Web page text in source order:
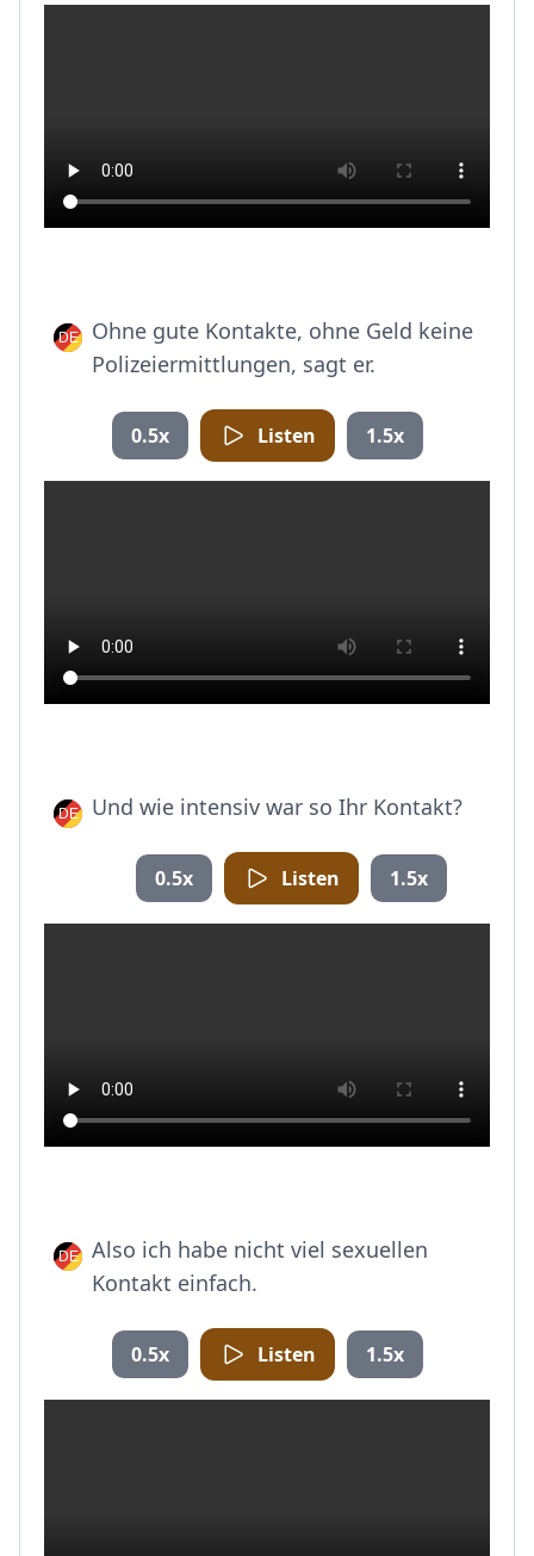
Ohne gute Kontakte, ohne Geld keine
Polizeiermittlungen, sagt er.
0.5x Listen 1.5x
Und wie intensiv war so Ihr Kontakt?
0.5x Listen 1.5x
Also ich habe nicht viel sexuellen
Kontakt einfach.
0.5x Listen 1.5x